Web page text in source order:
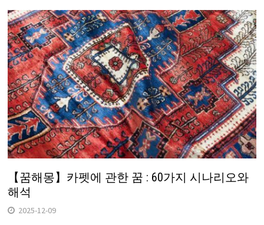
【꿈해몽】카펫에 관한 꿈 : 60가지 시나리오와
해석
2025-12-09